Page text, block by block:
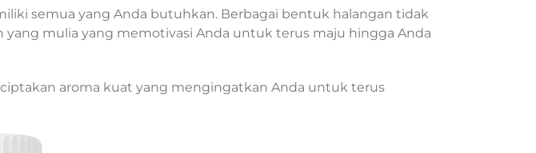
semua yang Anda butuhkan. Berbagai bentuk halangan tidak
mulia yang memotivasi Anda untuk terus maju hingga Anda
aroma kuat yang mengingatkan Anda untuk terus